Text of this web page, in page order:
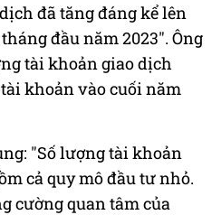
đã tăng đáng kể lên
đầu năm 2023". Ông
tài khoản giao dịch
khoản vào cuối năm
"Số lượng tài khoản
cả quy mô đầu tư nhỏ.
cường quan tâm của